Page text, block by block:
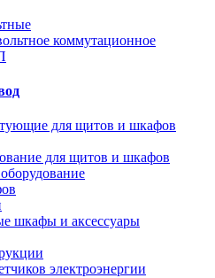
коммутационное
для щитов и шкафов
для щитов и шкафов
шкафы и аксессуары
электроэнергии